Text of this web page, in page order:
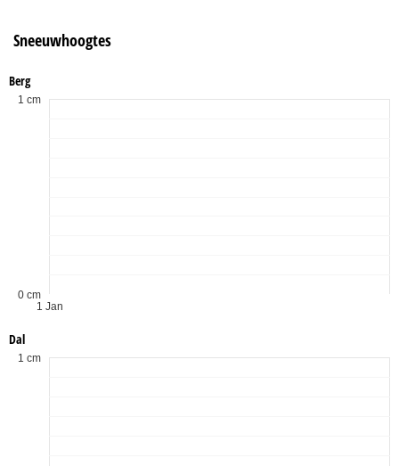
Sneeuwhoogtes
Berg
1 Jan
0 cm
1 cm
Dal
1 cm